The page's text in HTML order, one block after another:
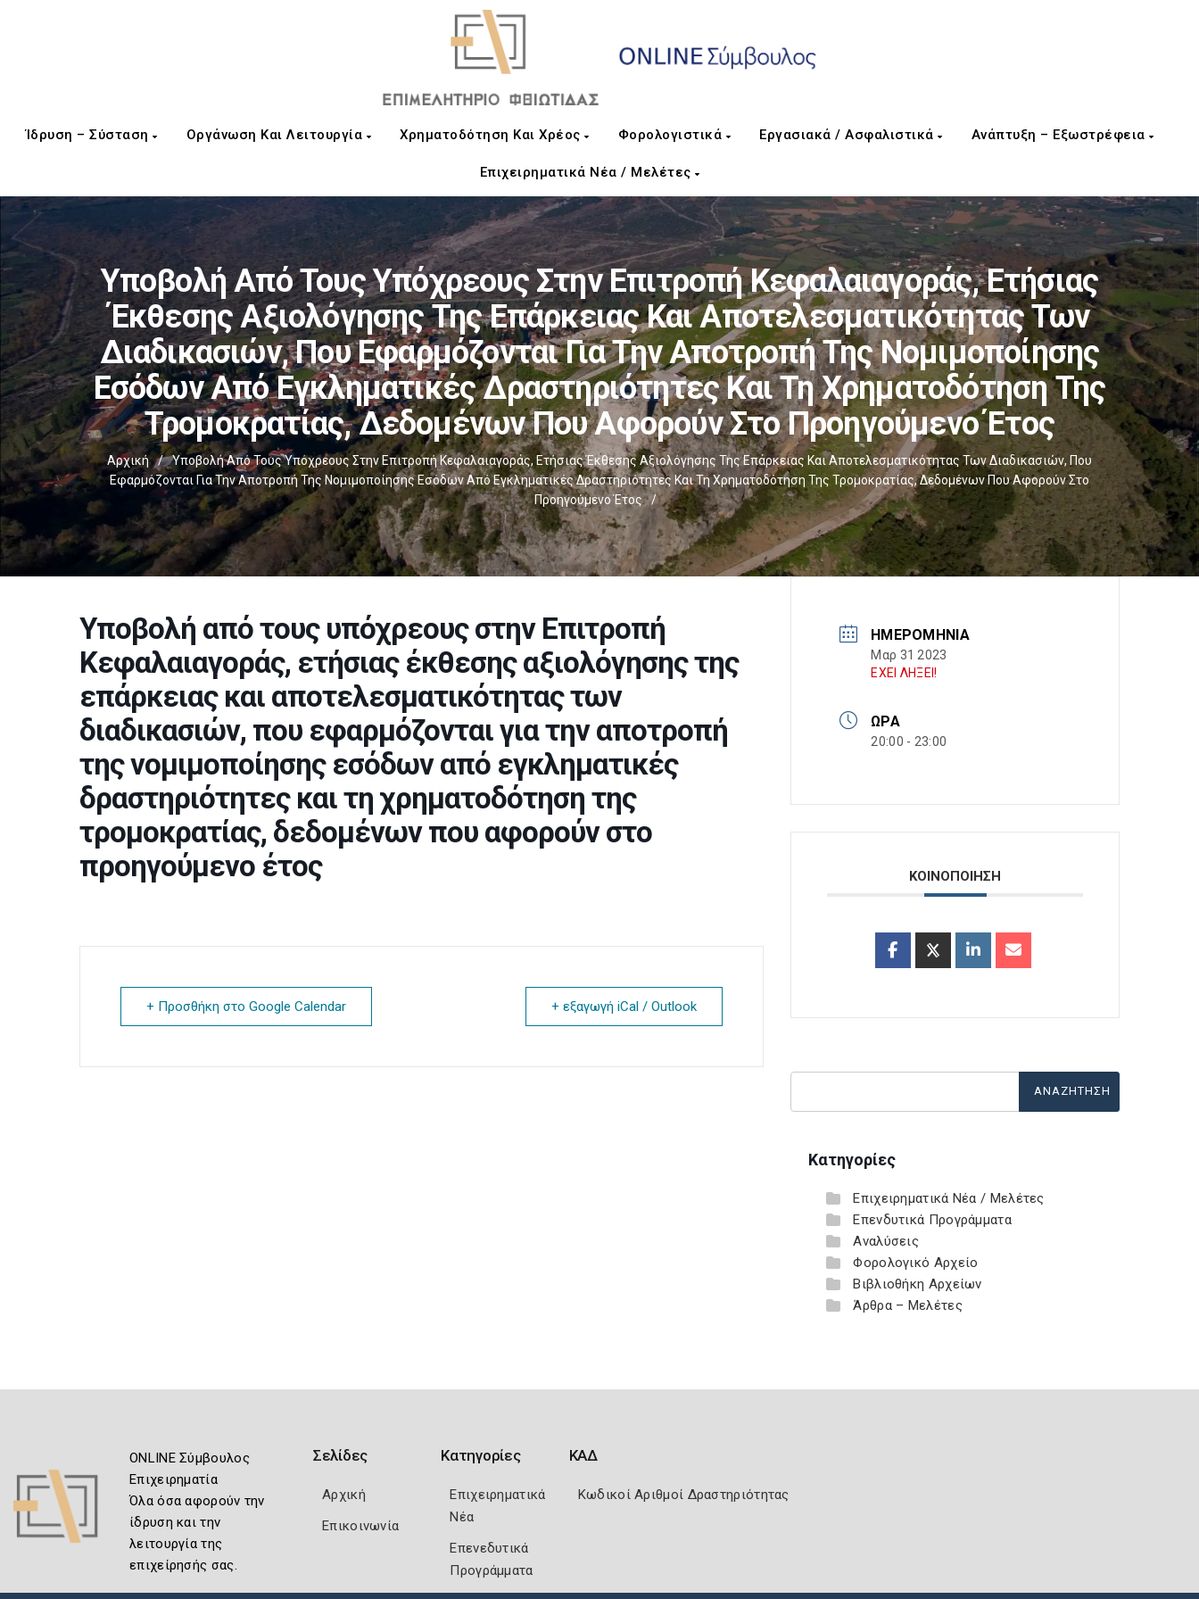
Ίδρυση – Σύσταση Οργάνωση Και Λειτουργία Χρηματοδότηση Και Χρέος Φορολογιστικά Εργασιακά / Ασφαλιστικά Ανάπτυξη – Εξωστρέφεια
Επιχειρηματικά Νέα / Μελέτες
Υποβολή Από Τους Υπόχρεους Στην Επιτροπή Κεφαλαιαγοράς, Ετήσιας
Έκθεσης Αξιολόγησης Της Επάρκειας Και Αποτελεσματικότητας Των
Διαδικασιών, Που Εφαρμόζονται Για Την Αποτροπή Της Νομιμοποίησης
Εσόδων Από Εγκληματικές Δραστηριότητες Και Τη Χρηματοδότηση Της
Τρομοκρατίας, Δεδομένων Που Αφορούν Στο Προηγούμενο Έτος
Αρχική /
Υποβολή Από Τους Υπόχρεους Στην Επιτροπή Κεφαλαιαγοράς, Ετήσιας Έκθεσης Αξιολόγησης Της Επάρκειας Και Αποτελεσματικότητας Των Διαδικασιών, Που
Εφαρμόζονται Για Την Αποτροπή Της Νομιμοποίησης Εσόδων Από Εγκληματικές Δραστηριότητες Και Τη Χρηματοδότηση Της Τρομοκρατίας, Δεδομένων Που Αφορούν Στο
Προηγούμενο Έτος
/
Υποβολή από τους υπόχρεους στην Επιτροπή
Κεφαλαιαγοράς, ετήσιας έκθεσης αξιολόγησης της
επάρκειας και αποτελεσματικότητας των
διαδικασιών, που εφαρμόζονται για την αποτροπή
της νομιμοποίησης εσόδων από εγκληματικές
δραστηριότητες και τη χρηματοδότηση της
τρομοκρατίας, δεδομένων που αφορούν στο
προηγούμενο έτος
+ Προσθήκη στο Google Calendar + εξαγωγή iCal / Outlook
ΗΜΕΡΟΜΗΝΊΑ
Μαρ 31 2023
ΕΧΕΙ ΛΗΞΕΙ!
ΏΡΑ
20:00 - 23:00
ΚΟΙΝΟΠΟΙΗΣΗ
Κατηγορίες
Επιχειρηματικά Νέα / Μελέτες
Επενδυτικά Προγράμματα
Αναλύσεις
Φορολογικό Αρχείο
Βιβλιοθήκη Αρχείων
Άρθρα – Μελέτες
ONLINE Σύμβουλος
Επιχειρηματία
Όλα όσα αφορούν την
ίδρυση και την
λειτουργία της
επιχείρησής σας.
Σελίδες
Αρχική
Επικοινωνία
Κατηγορίες
Επιχειρηματικά
Νέα
Επενεδυτικά
Προγράμματα
ΚΑΔ
Κωδικοί Αριθμοί Δραστηριότητας